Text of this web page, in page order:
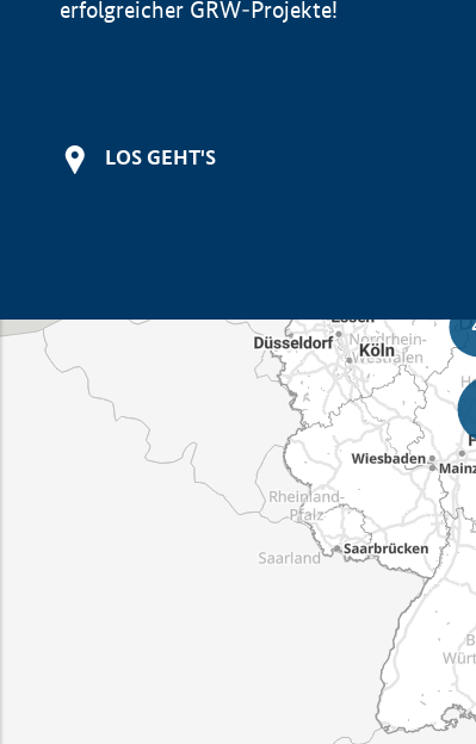
erfolgreicher GRW-Projekte!
LOS GEHT'S